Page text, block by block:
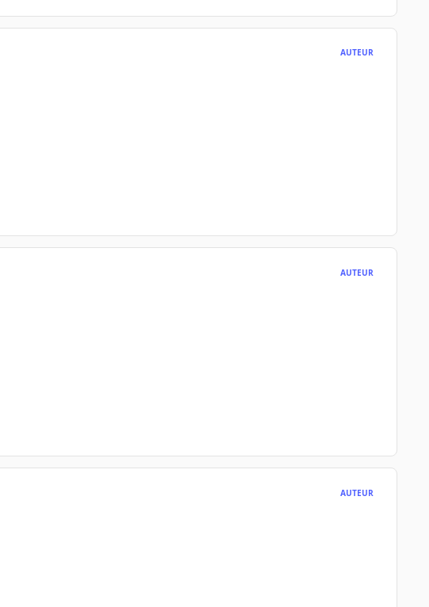
AUTEUR
AUTEUR
AUTEUR